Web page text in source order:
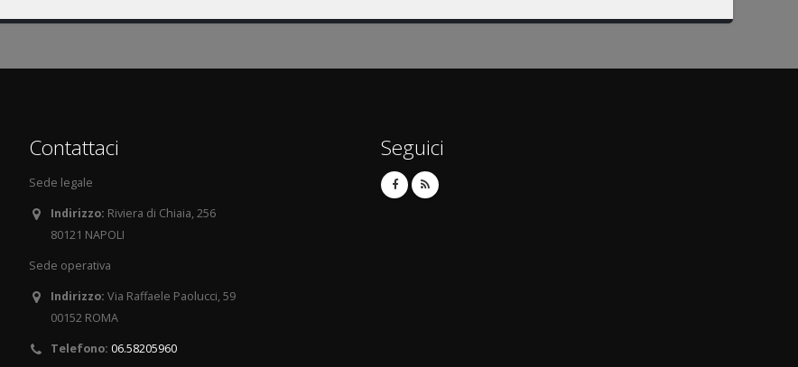
Contattaci
Sede legale
Indirizzo: Riviera di Chiaia, 256
80121 NAPOLI
Sede operativa
Indirizzo: Via Raffaele Paolucci, 59
00152 ROMA
Telefono: 06.58205960
Seguici